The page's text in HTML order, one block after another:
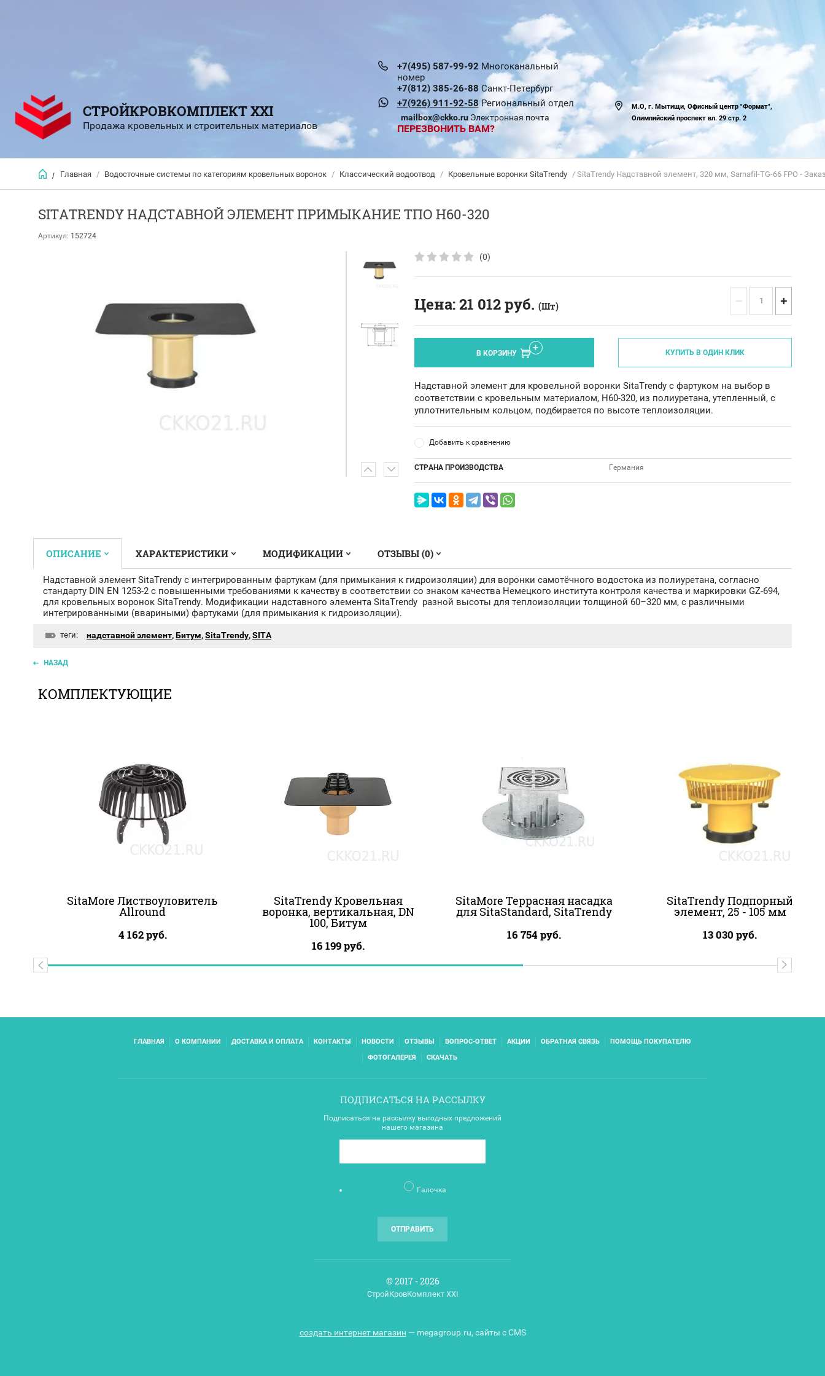
СТРОЙКРОВКОМПЛЕКТ XXI
Продажа кровельных и строительных материалов
+7(495) 587-99-92 Многоканальный
номер
+7(812) 385-26-88 Санкт-Петербург
+7(926) 911-92-58 Региональный отдел
mailbox@ckko.ru Электронная почта
ПЕРЕЗВОНИТЬ ВАМ?
М.О, г. Мытищи, Офисный центр "Формат",
Олимпийский проспект вл. 29 стр. 2
/ Главная / Водосточные системы по категориям кровельных воронок / Классический водоотвод / Кровельные воронки SitaTrendy / SitaTrendy Надставной элемент, 320 мм, Sarnafil-TG-66 FPO -
SITATRENDY НАДСТАВНОЙ ЭЛЕМЕНТ ПРИМЫКАНИЕ ТПО H60-320
Артикул: 152724
(0)
Цена:21 012руб. (Шт) − +
В КОРЗИНУ КУПИТЬ В ОДИН КЛИК
Надставной элемент для кровельной воронки SitaTrendy с фартуком на выбор в
соответствии с кровельным материалом, H60-320, из полиуретана, утепленный, с
уплотнительным кольцом, подбирается по высоте теплоизоляции.
Добавить к сравнению
СТРАНА ПРОИЗВОДСТВА Германия
ОПИСАНИЕ ХАРАКТЕРИСТИКИ МОДИФИКАЦИИ ОТЗЫВЫ (0)
Надставной элемент SitaTrendy с интегрированным фартукам (для примыкания к гидроизоляции) для воронки самотёчного водостока из полиуретана, согласно
стандарту DIN EN 1253-2 с повышенными требованиями к качеству в соответствии со знаком качества Немецкого института контроля качества и маркировки GZ-694,
для кровельных воронок SitaTrendy. Модификации надставного элемента SitaTrendy разной высоты для теплоизоляции толщиной 60–320 мм, с различными
интегрированными (ввариными) фартуками (для примыкания к гидроизоляции).
теги: надставной элемент,Битум,SitaTrendy,SITA
НАЗАД
КОМПЛЕКТУЮЩИЕ
SitaMore Листвоуловитель
Allround
4 162руб.
SitaTrendy Кровельная
воронка, вертикальная, DN
100, Битум
16 199руб.
SitaMore Террасная насадка
для SitaStandard, SitaTrendy
16 754руб.
SitaTrendy Подпорный
элемент, 25 - 105 мм
13 030 руб.
ГЛАВНАЯ О КОМПАНИИ ДОСТАВКА И ОПЛАТА КОНТАКТЫ НОВОСТИ ОТЗЫВЫ ВОПРОС-ОТВЕТ АКЦИИ ОБРАТНАЯ СВЯЗЬ
ПОМОЩЬ ПОКУПАТЕЛЮ
ФОТОГАЛЕРЕЯ
СКАЧАТЬ
ПОДПИСАТЬСЯ НА РАССЫЛКУ
Подписаться на рассылку выгодных предложений
нашего магазина
Галочка
ОТПРАВИТЬ
© 2017 - 2026
СтройКровКомплект XXI
создать интернет магазин — megagroup.ru, сайты с CMS